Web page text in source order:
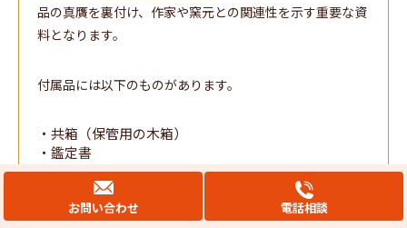
品の真贋を裏付け、作家や窯元との関連性を示す重要な資
料となります。
付属品には以下のものがあります。
・共箱（保管用の木箱）
・鑑定書
・証明書
・仕覆（布製のカバー）
お問い合わせ 電話相談